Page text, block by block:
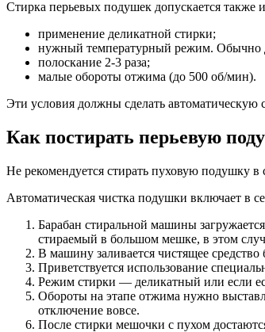
Стирка перьевых подушек допускается также
применение деликатной стирки;
нужный температурный режим. Обычно
полоскание 2-3 раза;
малые обороты отжима (до 500 об/мин).
Эти условия должны сделать автоматическую
Как постирать перьевую
Не рекомендуется стирать пуховую подушку
Автоматическая чистка подушки включает в
Барабан стиральной машины
стираемый в большом мешке, в этом
В машину заливается чистящее средство
Приветствуется использование
Режим стирки — деликатный или если
Обороты на этапе отжима нужно
отключение вовсе.
После стирки мешочки с пухом